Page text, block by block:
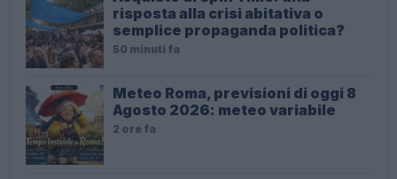
risposta alla crisi abitativa o
semplice propaganda politica?
50 minuti fa
Meteo Roma, previsioni di oggi 8
Agosto 2026: meteo variabile
2 ore fa